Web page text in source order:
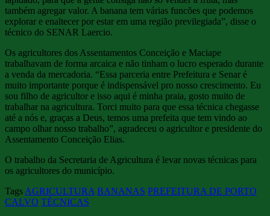
também agregar valor. A banana tem várias funcões que podemos
explorar e enaltecer por estar em uma região previlegiada”, disse o
técnico do SENAR Laercio.
Os agricultores dos Assentamentos Conceição e Maciape
trabalhavam de forma arcaica e não tinham o lucro esperado durante
a venda da mercadoria. “Essa parceria entre Prefeitura e Senar é
muito importante porque é indispensável pro nosso crescimento. Eu
sou filho de agricultor e isso aqui é minha praia, gosto muito de
trabalhar na agricultura. Torci muito para que essa técnica chegasse
até a nós e, graças a Deus, temos uma prefeita que tem vindo ao
campo olhar nosso trabalho”, agradeceu o agricultor e presidente do
Assentamento Conceição Elias.
O trabalho da Secretaria de Agricultura é levar novas técnicas para
os agricultores do município.
Tags AGRICULTURA BANANAS PREFEITURA DE PORTO
CALVO TÉCNICAS